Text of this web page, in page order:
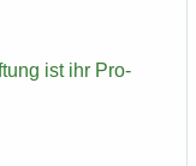
ist ihr Pro­